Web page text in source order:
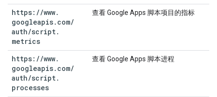
https: //www.
googleapis. com/
auth/script.
metrics
查看 Google Apps 脚本项目的指标
https: //www.
googleapis. com/
auth/script.
processes
查看 Google Apps 脚本进程